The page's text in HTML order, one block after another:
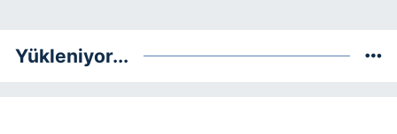
Yükleniyor...